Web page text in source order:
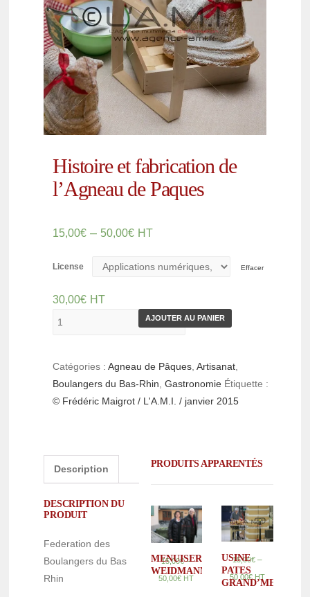
Histoire et fabrication de
l’Agneau de Paques
15,00€ – 50,00€ HT
License Effacer
30,00€ HT
AJOUTER AU PANIER
Catégories :Agneau de Pâques ,Artisanat
Boulangers du Bas-Rhin ,Gastronomie Étiquette :
© Frédéric Maigrot / L'A.M.I. / janvier 2015
Description
DESCRIPTION DU
PRODUIT
Federation des
Boulangers du Bas
Rhin
PRODUITS APPARENTÉS
MENUISERIE
WEIDMANN
15,00€–
50,00€ HT
USINE
PATES
GRAND’MERE
15,00€–
50,00€ HT